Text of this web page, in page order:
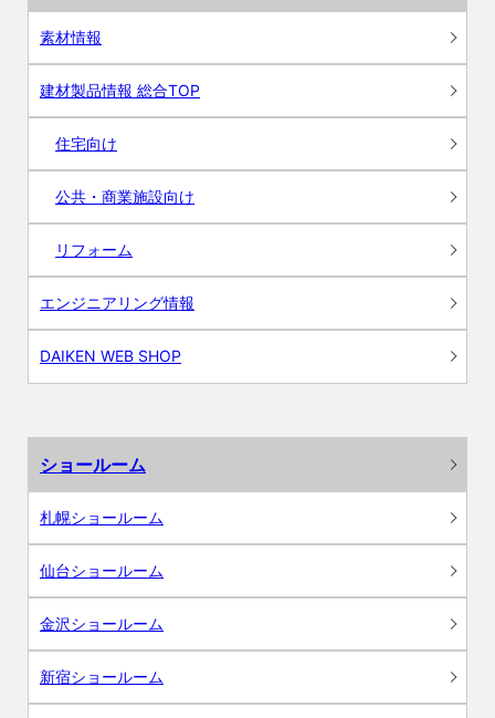
素材情報
建材製品情報 総合TOP
住宅向け
公共・商業施設向け
リフォーム
エンジニアリング情報
DAIKEN WEB SHOP
ショールーム
札幌ショールーム
仙台ショールーム
金沢ショールーム
新宿ショールーム